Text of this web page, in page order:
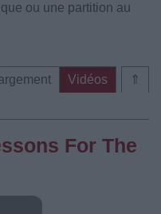
ou une partition au
⇑
Vidéos
For The